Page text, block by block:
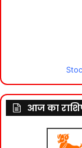
आज का